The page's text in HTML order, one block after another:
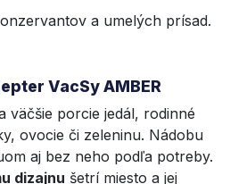
a umelých prísad.
VacSy AMBER
väčšie porcie jedál, rodinné
ovocie či zeleninu. Nádobu
aj bez neho podľa potreby.
dizajnu šetrí miesto a jej